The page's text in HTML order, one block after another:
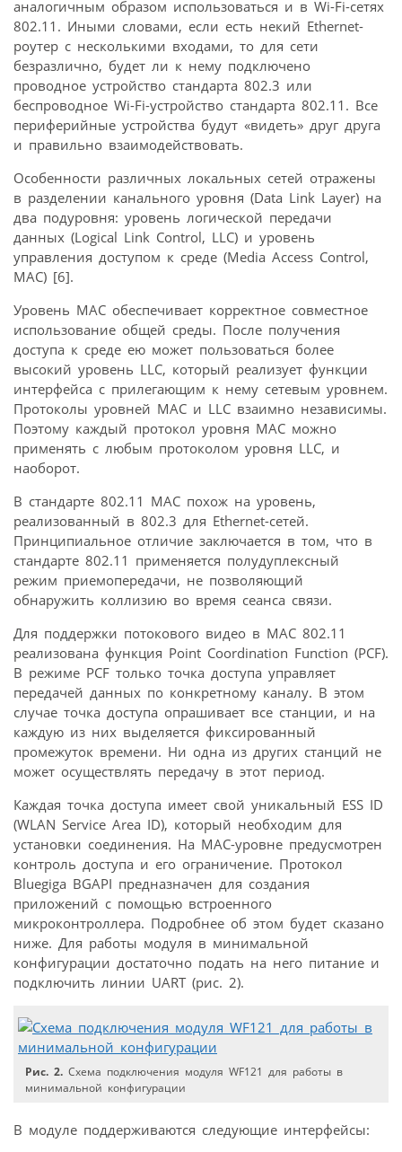
аналогичным образом использоваться и в Wi-Fi-сетях
802.11. Иными словами, если есть некий Ethernet-
роутер с несколькими входами, то для сети
безразлично, будет ли к нему подключено
проводное устройство стандарта 802.3 или
беспроводное Wi-Fi-устройство стандарта 802.11. Все
периферийные устройства будут «видеть» друг друга
и правильно взаимодействовать.
Особенности различных локальных сетей отражены
в разделении канального уровня (Data Link Layer) на
два подуровня: уровень логической передачи
данных (Logical Link Control, LLC) и уровень
управления доступом к среде (Media Access Control,
MAC) [6].
Уровень MAC обеспечивает корректное совместное
использование общей среды. После получения
доступа к среде ею может пользоваться более
высокий уровень LLC, который реализует функции
интерфейса с прилегающим к нему сетевым уровнем.
Протоколы уровней MAC и LLC взаимно независимы.
Поэтому каждый протокол уровня MAC можно
применять с любым протоколом уровня LLC, и
наоборот.
В стандарте 802.11 MAC похож на уровень,
реализованный в 802.3 для Ethernet-сетей.
Принципиальное отличие заключается в том, что в
стандарте 802.11 применяется полудуплексный
режим приемопередачи, не позволяющий
обнаружить коллизию во время сеанса связи.
Для поддержки потокового видео в МАС 802.11
реализована функция Point Coordination Function (PCF).
В режиме PCF только точка доступа управляет
передачей данных по конкретному каналу. В этом
случае точка доступа опрашивает все станции, и на
каждую из них выделяется фиксированный
промежуток времени. Ни одна из других станций не
может осуществлять передачу в этот период.
Каждая точка доступа имеет свой уникальный ESS ID
(WLAN Service Area ID), который необходим для
установки соединения. На МАС-уровне предусмотрен
контроль доступа и его ограничение. Протокол
Bluegiga BGAPI предназначен для создания
приложений с помощью встроенного
микроконтроллера. Подробнее об этом будет сказано
ниже. Для работы модуля в минимальной
конфигурации достаточно подать на него питание и
подключить линии UART (рис. 2).
Рис. 2. Схема подключения модуля WF121 для работы в
минимальной конфигурации
В модуле поддерживаются следующие интерфейсы: